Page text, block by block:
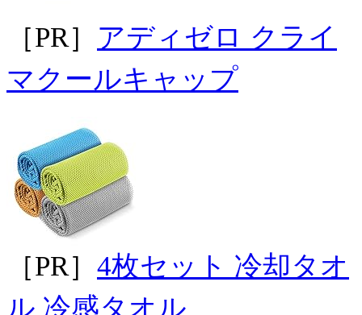
［PR］ アディゼロ クライ
マクールキャップ
［PR］ 4枚セット 冷却タオ
ル 冷感タオル